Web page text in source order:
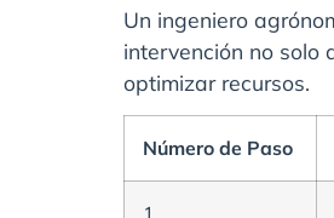
Un ingeniero
intervención no solo
optimizar recursos.
Número de Paso